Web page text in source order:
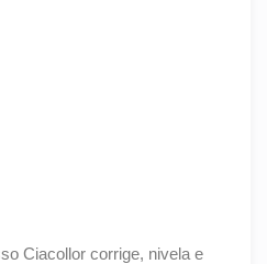
Ciacollor corrige, nivela e